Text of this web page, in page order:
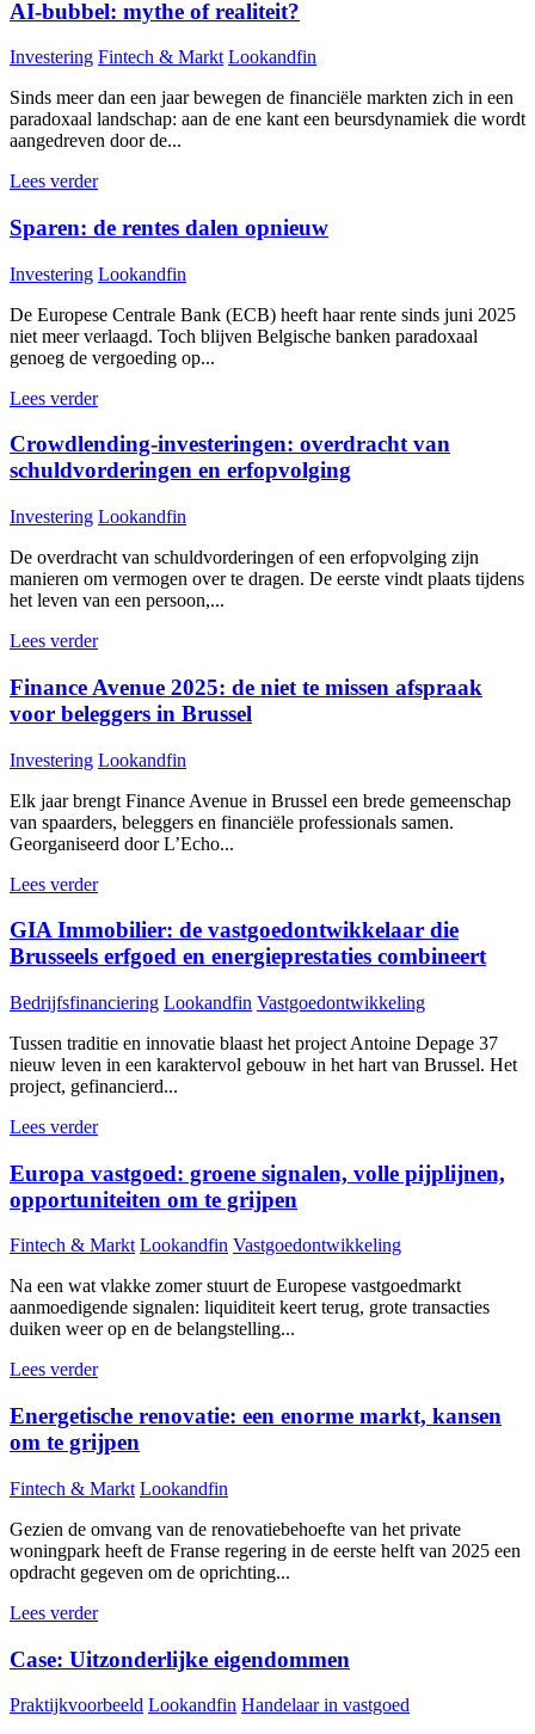
AI-bubbel: mythe of realiteit?
Investering Fintech & Markt Lookandfin
Sinds meer dan een jaar bewegen de financiële markten zich in een
paradoxaal landschap: aan de ene kant een beursdynamiek die wordt
aangedreven door de...
Lees verder
Sparen: de rentes dalen opnieuw
Investering Lookandfin
De Europese Centrale Bank (ECB) heeft haar rente sinds juni 2025
niet meer verlaagd. Toch blijven Belgische banken paradoxaal
genoeg de vergoeding op...
Lees verder
Crowdlending-investeringen: overdracht van
schuldvorderingen en erfopvolging
Investering Lookandfin
De overdracht van schuldvorderingen of een erfopvolging zijn
manieren om vermogen over te dragen. De eerste vindt plaats tijdens
het leven van een persoon,...
Lees verder
Finance Avenue 2025: de niet te missen afspraak
voor beleggers in Brussel
Investering Lookandfin
Elk jaar brengt Finance Avenue in Brussel een brede gemeenschap
van spaarders, beleggers en financiële professionals samen.
Georganiseerd door L’Echo...
Lees verder
GIA Immobilier: de vastgoedontwikkelaar die
Brusseels erfgoed en energieprestaties combineert
Bedrijfsfinanciering Lookandfin Vastgoedontwikkeling
Tussen traditie en innovatie blaast het project Antoine Depage 37
nieuw leven in een karaktervol gebouw in het hart van Brussel. Het
project, gefinancierd...
Lees verder
Europa vastgoed: groene signalen, volle pijplijnen,
opportuniteiten om te grijpen
Fintech & Markt Lookandfin Vastgoedontwikkeling
Na een wat vlakke zomer stuurt de Europese vastgoedmarkt
aanmoedigende signalen: liquiditeit keert terug, grote transacties
duiken weer op en de belangstelling...
Lees verder
Energetische renovatie: een enorme markt, kansen
om te grijpen
Fintech & Markt Lookandfin
Gezien de omvang van de renovatiebehoefte van het private
woningpark heeft de Franse regering in de eerste helft van 2025 een
opdracht gegeven om de oprichting...
Lees verder
Case: Uitzonderlijke eigendommen
Praktijkvoorbeeld Lookandfin Handelaar in vastgoed